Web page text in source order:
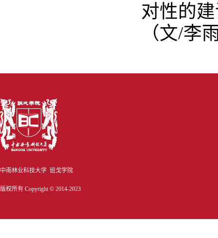
对性的
（文/李
中南林业科技大学 班戈学院
版权所有 Copyright © 2014-2023